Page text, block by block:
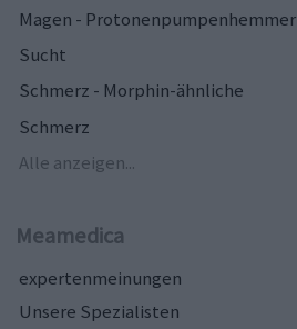
Magen - Protonenpumpenhemmer
Sucht
Schmerz - Morphin-ähnliche
Schmerz
Alle anzeigen...
Meamedica
expertenmeinungen
Unsere Spezialisten